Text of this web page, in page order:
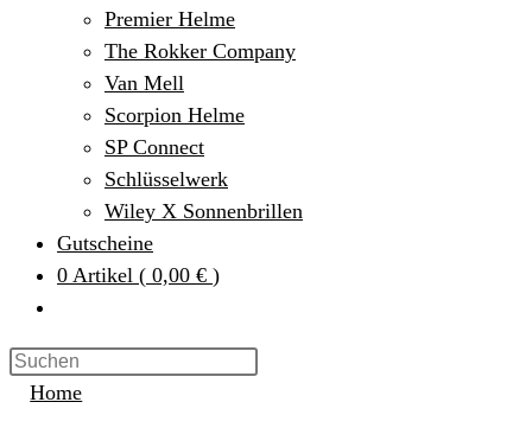
Premier Helme
The Rokker Company
Van Mell
Scorpion Helme
SP Connect
Schlüsselwerk
Wiley X Sonnenbrillen
Gutscheine
0 Artikel ( 0,00 € )
Home